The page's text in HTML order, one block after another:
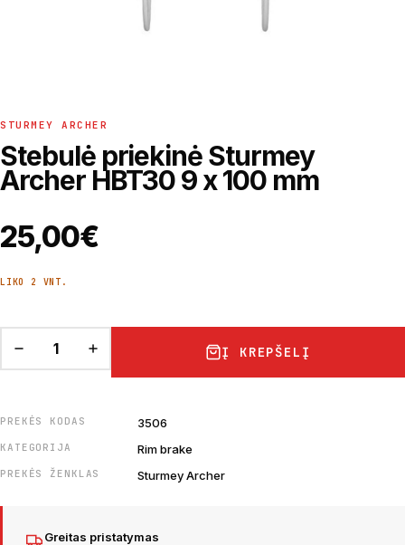
STURMEY ARCHER
Stebulė priekinė Sturmey
Archer HBT30 9 x 100 mm
25,00€
LIKO 2 VNT.
Į KREPŠELĮ
PREKĖS KODAS 3506
KATEGORIJA Rim brake
PREKĖS ŽENKLAS Sturmey Archer
Greitas pristatymas